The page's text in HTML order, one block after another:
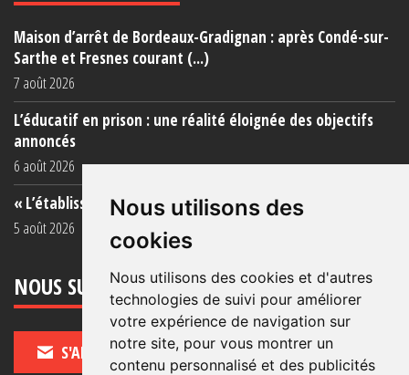
Nous utilisons des
cookies
Nous utilisons des cookies et d'autres
technologies de suivi pour améliorer
votre expérience de navigation sur
notre site, pour vous montrer un
contenu personnalisé et des publicités
Maison d’arrêt de Bordeaux-Gradignan : après Condé-sur-
Sarthe et Fresnes courant (...)
7 août 2026
L’éducatif en prison : une réalité éloignée des objectifs
annoncés
6 août 2026
« L’établissement est une porcherie totale »
5 août 2026
NOUS SUIVRE
S'ABONNER